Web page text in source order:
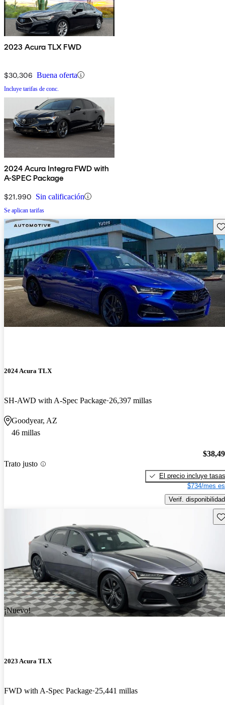
2023 Acura TLX FWD
$30,306 Buena oferta
Incluye tarifas de conc.
2024 Acura Integra FWD with
A-SPEC Package
$21,990 Sin calificación
Se aplican tarifas
2024 Acura TLX
SH-AWD with A-Spec Package 26,397 millas
Goodyear, AZ
46 millas
Trato justo
El precio incluye tasas
$734/mes
Verif. disponibilidad
¡Nuevo!
2023 Acura TLX
FWD with A-Spec Package 25,441 millas